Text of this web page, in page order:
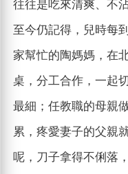
往往是吃來清爽、不
至今仍記得，兒時每
家幫忙的陶媽媽，在
桌，分工合作，一起
最細；任教職的母親
累，疼愛妻子的父親
呢，刀子拿得不俐落